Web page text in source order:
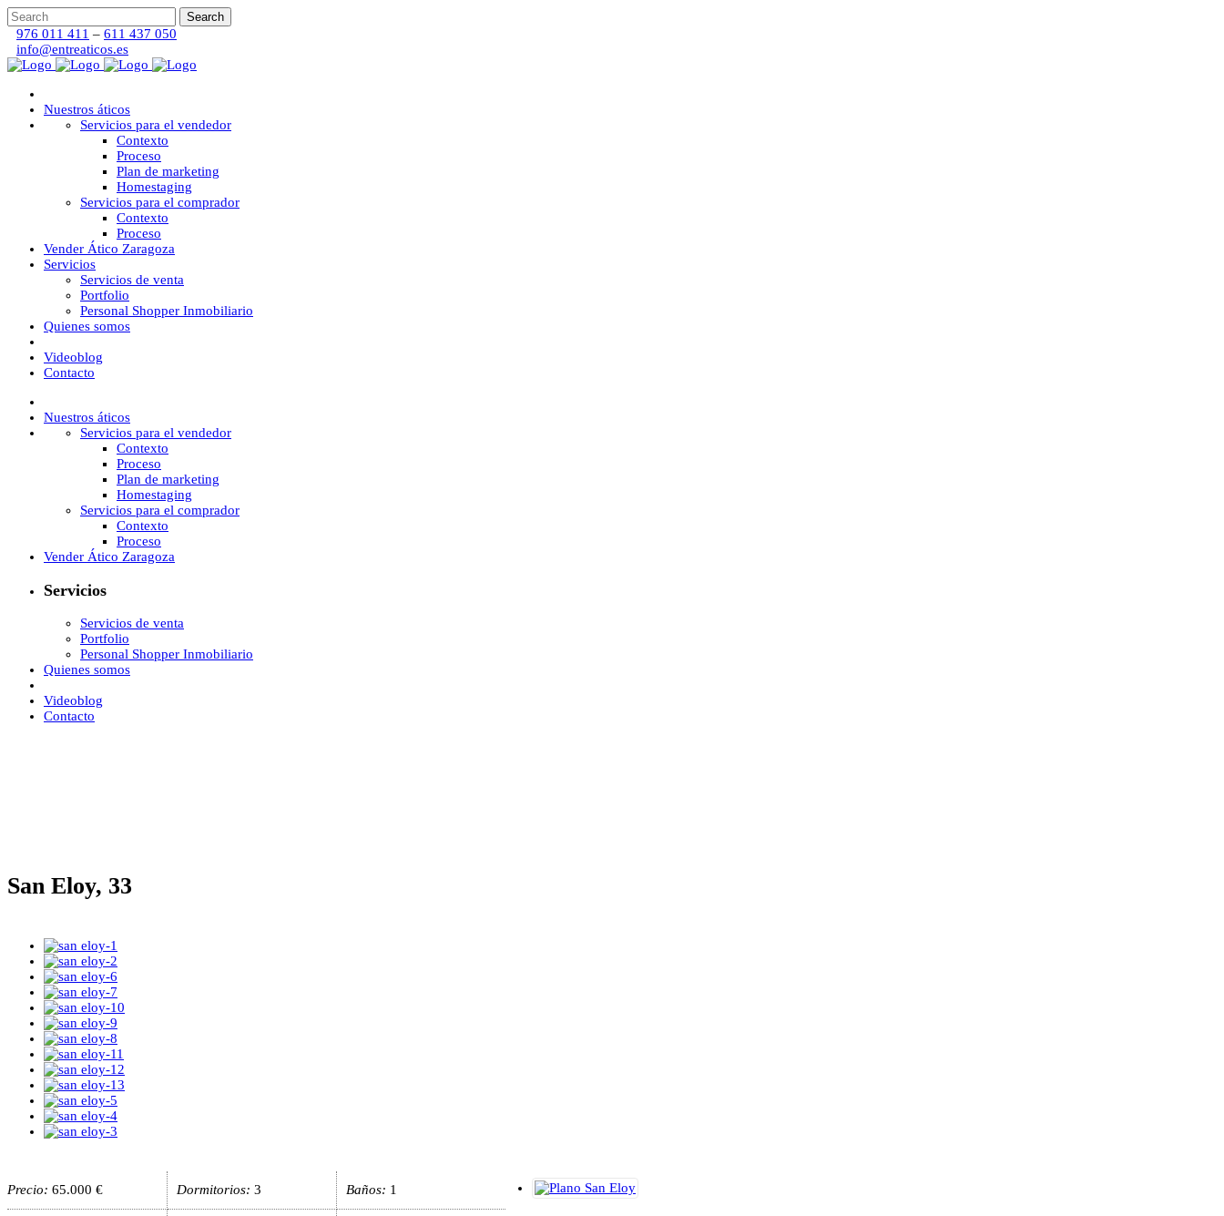
976 011 411 – 611 437 050
info@entreaticos.es
Nuestros áticos
Servicios para el vendedor
Contexto
Proceso
Plan de marketing
Homestaging
Servicios para el comprador
Contexto
Proceso
Vender Ático Zaragoza
Servicios
Servicios de venta
Portfolio
Personal Shopper Inmobiliario
Quienes somos
Videoblog
Contacto
Nuestros áticos
Servicios para el vendedor
Contexto
Proceso
Plan de marketing
Homestaging
Servicios para el comprador
Contexto
Proceso
Vender Ático Zaragoza
Servicios
Servicios de venta
Portfolio
Personal Shopper Inmobiliario
Quienes somos
Videoblog
Contacto
San Eloy, 33
Precio: 65.000 € Dormitorios: 3 Baños: 1